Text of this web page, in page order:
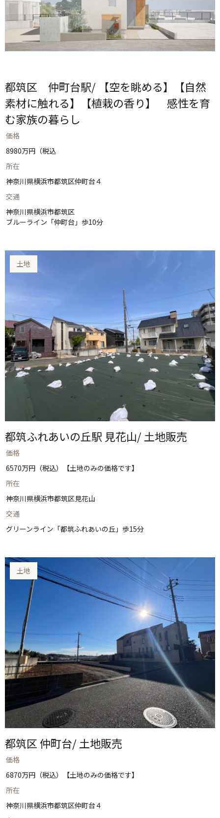
都筑区 仲町台駅/ 【空を眺める】【自然
素材に触れる】【植栽の香り】 感性を育
む家族の暮らし
価格
8980万円（税込
所在
神奈川県横浜市都筑区仲町台４
交通
神奈川県横浜市都筑区
ブルーライン「仲町台」歩10分
土地
都筑ふれあいの丘駅 見花山/ 土地販売
価格
6570万円（税込）【土地のみの価格です】
所在
神奈川県横浜市都筑区見花山
交通
グリーンライン「都筑ふれあいの丘」歩15分
土地
都筑区 仲町台/ 土地販売
価格
6870万円（税込）【土地のみの価格です】
所在
神奈川県横浜市都筑区仲町台４